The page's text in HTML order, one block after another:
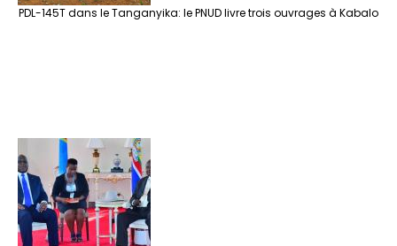
PDL-145T dans le Tanganyika: le PNUD livre trois ouvrages à Kabalo